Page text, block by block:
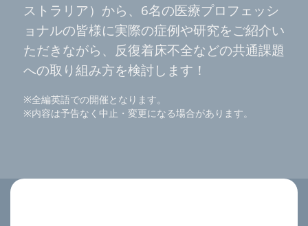
ストラリア）から、6名の医療プロフェッシ
ョナルの皆様に実際の症例や研究をご紹介い
ただきながら、反復着床不全などの共通課題
への取り組み方を検討します！
※全編英語での開催となります。
※内容は予告なく中止・変更になる場合があります。